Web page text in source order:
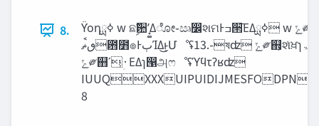
8.
ϔοηߦྻ w ଛࣦؔ਺ʹ͓͚Δೋ֊ඍ෼શମͰߏ੒͞ΕΔߦྻ w ‫ݻ‬༗஋ͷූ߸ɾେ͖͞ʹΑͬͯ‫ॴہ‬ೋ࣍ۙࣅͨ͠ͱ͖ͷ‫ܗ‬ঢ়͕Θ͔Δ w χϡʔϥϧωοτͰ͸ޯ഑ಉ༷
‫఻ٯࠩޡ‬೻๏Ͱ‫ٻ‬ΊΔ͜ͱ͕Մೳʢ13.-ষʣ ‫ݻ‬༗஋͕શͯਖ਼ɿ‫ۃ‬খ஋ ‫ݻ‬༗஋͕શͯෛɿ‫ۃ‬େ஋ ‫ݻ‬༗஋ʹਖ਼ෛͲͪΒ΋͋ΔɿҌ఺
‫ݻ‬༗஋ʹ͕‫·ؚ‬ΕΔɿ൑அෆೳʢϓϥτʔʁʣ
8